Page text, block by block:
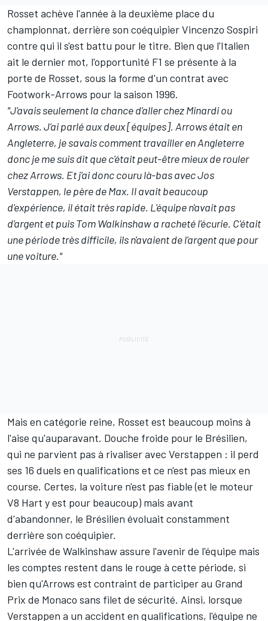
Rosset achève l'année à la deuxième place du
championnat, derrière son coéquipier Vincenzo Sospiri
contre qui il s'est battu pour le titre. Bien que l'Italien
ait le dernier mot, l'opportunité F1 se présente à la
porte de Rosset, sous la forme d'un contrat avec
Footwork-Arrows pour la saison 1996.
"J'avais seulement la chance d'aller chez Minardi ou
Arrows. J'ai parlé aux deux [équipes]. Arrows était en
Angleterre, je savais comment travailler en Angleterre
donc je me suis dit que c'était peut-être mieux de rouler
chez Arrows. Et j'ai donc couru là-bas avec Jos
Verstappen, le père de Max. Il avait beaucoup
d'expérience, il était très rapide. L'équipe n'avait pas
d'argent et puis Tom Walkinshaw a racheté l'écurie. C'était
une période très difficile, ils n'avaient de l'argent que pour
une voiture."
Mais en catégorie reine, Rosset est beaucoup moins à
l'aise qu'auparavant. Douche froide pour le Brésilien,
qui ne parvient pas à rivaliser avec Verstappen : il perd
ses 16 duels en qualifications et ce n'est pas mieux en
course. Certes, la voiture n'est pas fiable (et le moteur
V8 Hart y est pour beaucoup) mais avant
d'abandonner, le Brésilien évoluait constamment
derrière son coéquipier.
L'arrivée de Walkinshaw assure l'avenir de l'équipe mais
les comptes restent dans le rouge à cette période, si
bien qu'Arrows est contraint de participer au Grand
Prix de Monaco sans filet de sécurité. Ainsi, lorsque
Verstappen a un accident en qualifications, l'équipe ne